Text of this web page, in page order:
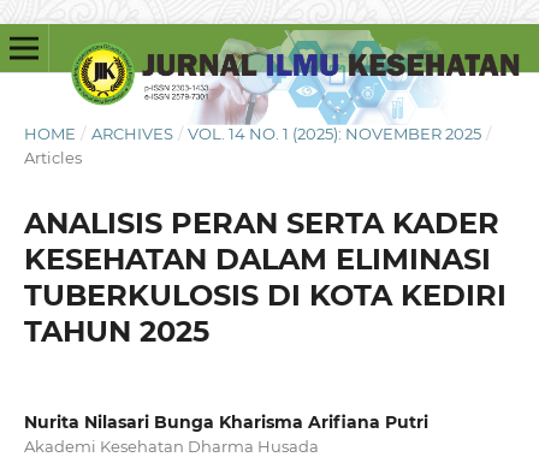
HOME / ARCHIVES / VOL. 14 NO. 1 (2025): NOVEMBER 2025 /
Articles
ANALISIS PERAN SERTA KADER
KESEHATAN DALAM ELIMINASI
TUBERKULOSIS DI KOTA KEDIRI
TAHUN 2025
Nurita Nilasari Bunga Kharisma Arifiana Putri
Akademi Kesehatan Dharma Husada